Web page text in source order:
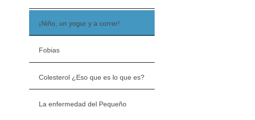
¡Niño, un yogur y a correr!
Fobias
Colesterol ¿Eso que es lo que es?
La enfermedad del Pequeño